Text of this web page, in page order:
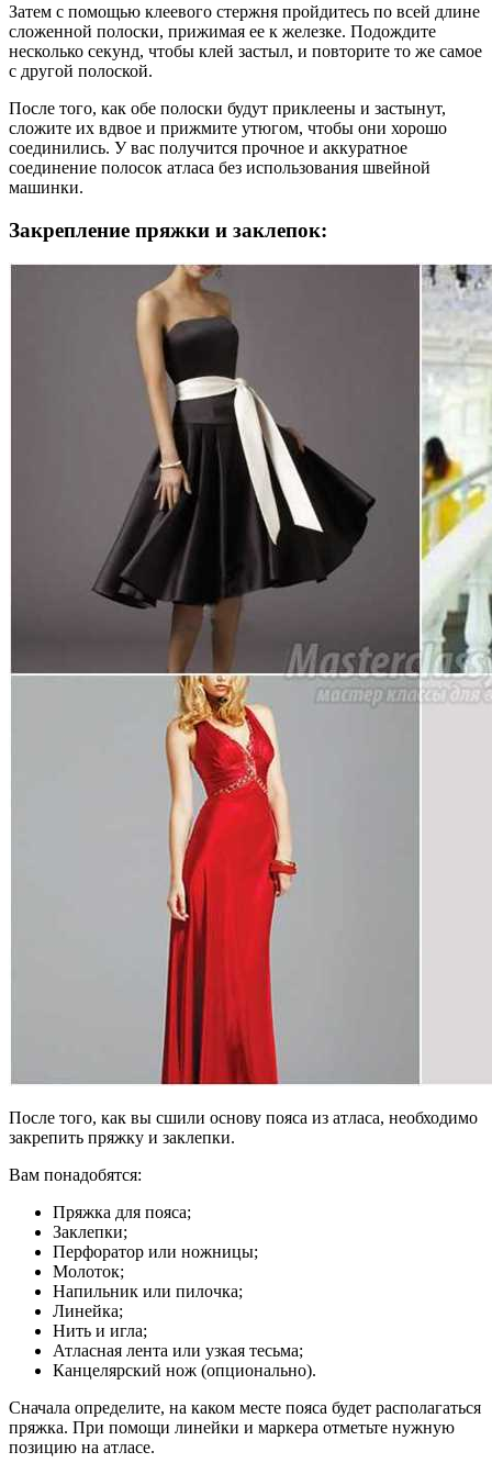
Затем с помощью клеевого стержня пройдитесь по всей длине
сложенной полоски, прижимая ее к железке. Подождите
несколько секунд, чтобы клей застыл, и повторите то же самое
с другой полоской.
После того, как обе полоски будут приклеены и застынут,
сложите их вдвое и прижмите утюгом, чтобы они хорошо
соединились. У вас получится прочное и аккуратное
соединение полосок атласа без использования швейной
машинки.
Закрепление пряжки и заклепок:
После того, как вы сшили основу пояса из атласа, необходимо
закрепить пряжку и заклепки.
Вам понадобятся:
Пряжка для пояса;
Заклепки;
Перфоратор или ножницы;
Молоток;
Напильник или пилочка;
Линейка;
Нить и игла;
Атласная лента или узкая тесьма;
Канцелярский нож (опционально).
Сначала определите, на каком месте пояса будет располагаться
пряжка. При помощи линейки и маркера отметьте нужную
позицию на атласе.